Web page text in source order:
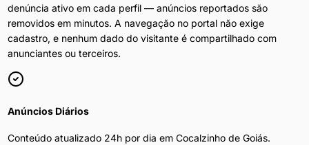
denúncia ativo em cada perfil — anúncios reportados são
removidos em minutos. A navegação no portal não exige
cadastro, e nenhum dado do visitante é compartilhado com
anunciantes ou terceiros.
Anúncios Diários
Conteúdo atualizado 24h por dia em Cocalzinho de Goiás.